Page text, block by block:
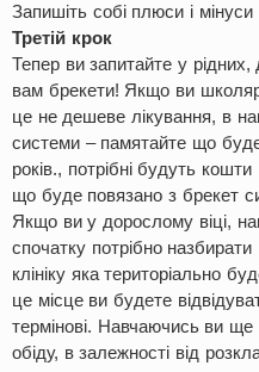
Запишіть собі плюси і
Третій крок
Тепер ви запитайте у рідних,
вам брекети! Якщо ви
це не дешеве лікування, в
системи – памятайте що
років., потрібні будуть
що буде повязано з брекет
Якщо ви у дорослому віці,
спочатку потрібно
клініку яка територіально
це місце ви будете
термінові. Навчаючись ви
обіду, в залежності від